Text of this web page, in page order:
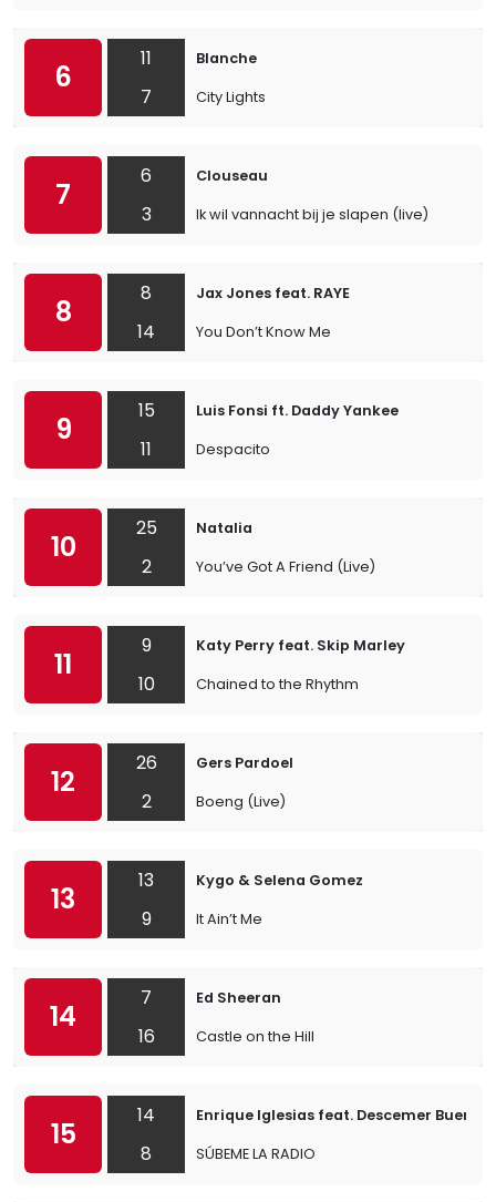
6
11
7
Blanche
City Lights
7
6
3
Clouseau
Ik wil vannacht bij je slapen (live)
8
8
14
Jax Jones feat. RAYE
You Don’t Know Me
9
15
11
Luis Fonsi ft. Daddy Yankee
Despacito
10
25
2
Natalia
You’ve Got A Friend (Live)
11
9
10
Katy Perry feat. Skip Marley
Chained to the Rhythm
12
26
2
Gers Pardoel
Boeng (Live)
13
13
9
Kygo & Selena Gomez
It Ain’t Me
14
7
16
Ed Sheeran
Castle on the Hill
15
14
8
Enrique Iglesias feat. Descemer Bueno,
SÚBEME LA RADIO